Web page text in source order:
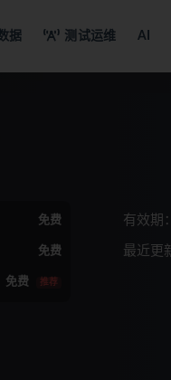
据 测试运维 AI
免费
免费
免费 推荐
有效期
最近更